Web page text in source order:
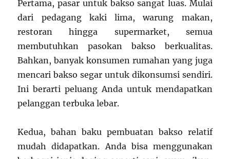
Pertama, pasar untuk bakso sangat luas. Mulai
dari pedagang kaki lima, warung makan,
restoran hingga supermarket, semua
membutuhkan pasokan bakso berkualitas.
Bahkan, banyak konsumen rumahan yang juga
mencari bakso segar untuk dikonsumsi sendiri.
Ini berarti peluang Anda untuk mendapatkan
pelanggan terbuka lebar.
Kedua, bahan baku pembuatan bakso relatif
mudah didapatkan. Anda bisa menggunakan